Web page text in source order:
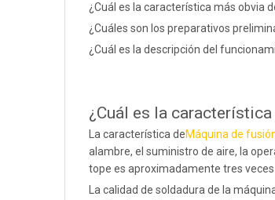
¿Cuál es la característica más obvia
¿Cuáles son los preparativos
¿Cuál es la descripción del
¿Cuál es la
La característica deMáquina de
alambre, el suministro de aire, la
tope es aproximadamente tres veces
La calidad de soldadura de la